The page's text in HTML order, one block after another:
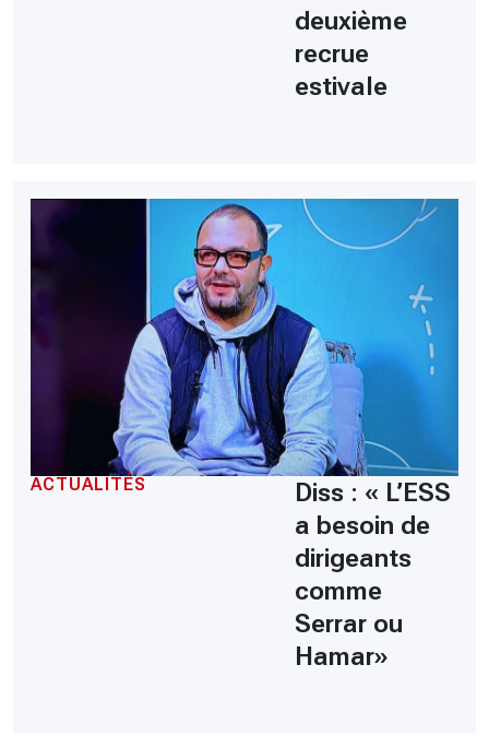
deuxième
recrue
estivale
ACTUALITÉS
Diss : « L’ESS
a besoin de
dirigeants
comme
Serrar ou
Hamar»